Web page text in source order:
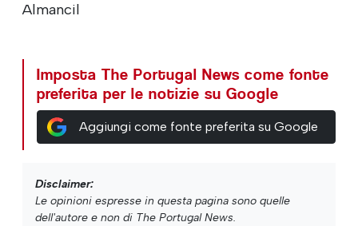
Almancil
Imposta The Portugal News come fonte
preferita per le notizie su Google
Aggiungi come fonte preferita su Google
Disclaimer:
Le opinioni espresse in questa pagina sono quelle
dell'autore e non di The Portugal News.